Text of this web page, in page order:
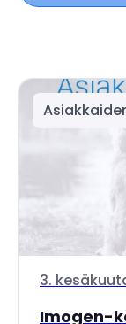
3.
Imogen-